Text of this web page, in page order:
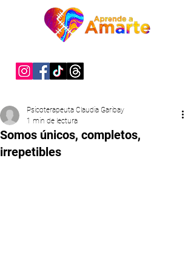
Somos únicos, completos,
irrepetibles
Psicoterapeuta Claudia Garibay
1 min de lectura